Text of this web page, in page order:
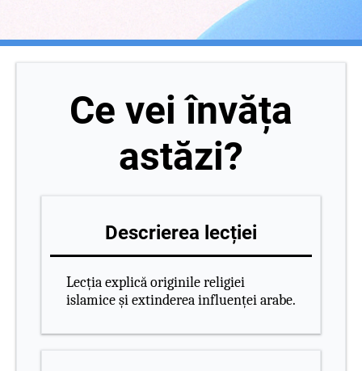
Ce vei învăța
astăzi?
Descrierea lecției
Lecția explică originile religiei
islamice și extinderea influenței arabe.